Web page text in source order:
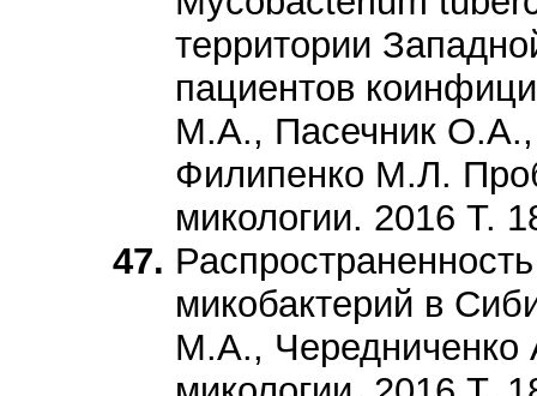
территории
пациентов
М.А., Пасечник
Филипенко М.Л.
микологии. 2016 Т.
микобактерий в
М.А., Чередниченко